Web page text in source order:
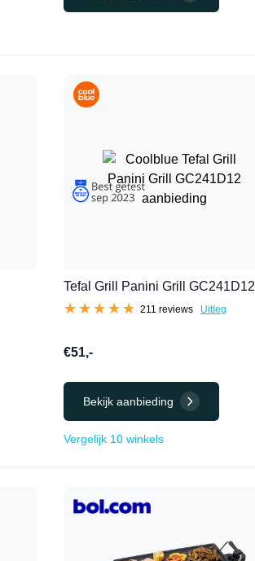
Tefal Grill Panini Grill GC241D12
★★★★★
★★★★★ 211 reviews Uitleg
€51,-
Bekijk aanbieding
Vergelijk 10 winkels